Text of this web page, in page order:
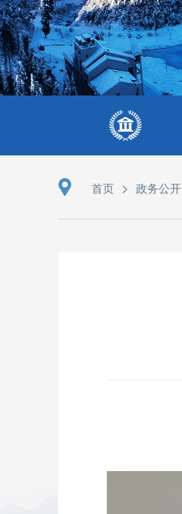
首页 > 政务公开